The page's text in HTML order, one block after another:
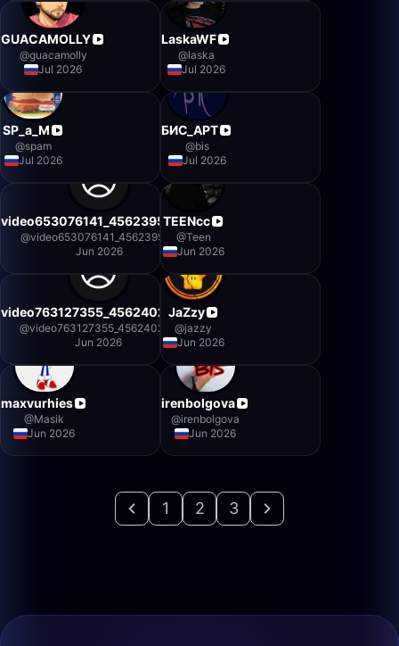
GUACAMOLLY
@guacamolly
Jul 2026
LaskaWF
@laska
Jul 2026
SP_a_M
@spam
Jul 2026
БИС_АРТ
@bis
Jul 2026
video653076141_456239500
@video653076141_456239500
Jun 2026
TEENcc
@Teen
Jun 2026
video763127355_456240234
@video763127355_456240234
Jun 2026
JaZzy
@jazzy
Jun 2026
maxvurhies
@Masik
Jun 2026
irenbolgova
@irenbolgova
Jun 2026
1 2 3